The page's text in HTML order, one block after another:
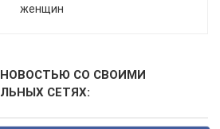
женщин
СО СВОИМИ
СЕТЯХ: